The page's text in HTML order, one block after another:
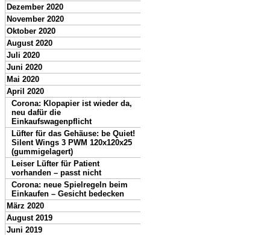
Dezember 2020
November 2020
Oktober 2020
August 2020
Juli 2020
Juni 2020
Mai 2020
April 2020
Corona: Klopapier ist wieder da,
neu dafür die
Einkaufswagenpflicht
Lüfter für das Gehäuse: be Quiet!
Silent Wings 3 PWM 120x120x25
(gummigelagert)
Leiser Lüfter für Patient
vorhanden – passt nicht
Corona: neue Spielregeln beim
Einkaufen – Gesicht bedecken
März 2020
August 2019
Juni 2019